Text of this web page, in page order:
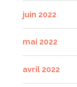
juin 2022
mai 2022
avril 2022